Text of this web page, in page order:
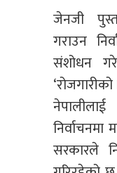
जेनजी
गराउन
संशोधन
सरकारले